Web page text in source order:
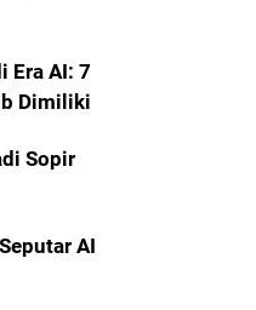
Era AI: 7
Dimiliki
Sopir
AI